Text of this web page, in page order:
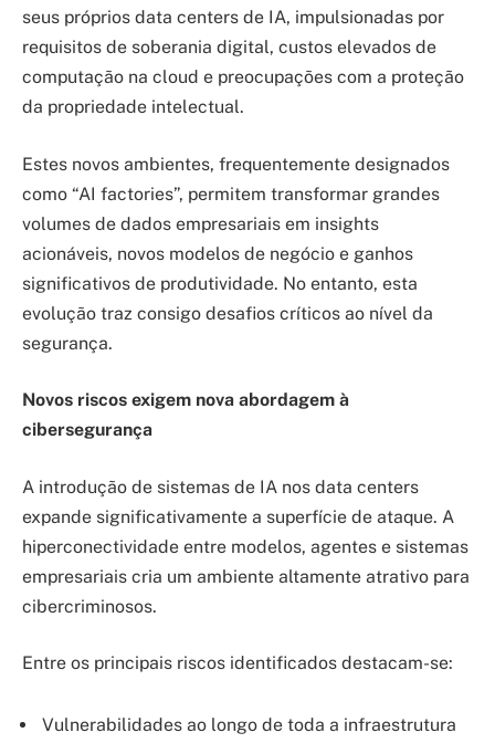
seus próprios data centers de IA, impulsionadas por
requisitos de soberania digital, custos elevados de
computação na cloud e preocupações com a proteção
da propriedade intelectual.
Estes novos ambientes, frequentemente designados
como “AI factories”, permitem transformar grandes
volumes de dados empresariais em insights
acionáveis, novos modelos de negócio e ganhos
significativos de produtividade. No entanto, esta
evolução traz consigo desafios críticos ao nível da
segurança.
Novos riscos exigem nova abordagem à
cibersegurança
A introdução de sistemas de IA nos data centers
expande significativamente a superfície de ataque. A
hiperconectividade entre modelos, agentes e sistemas
empresariais cria um ambiente altamente atrativo para
cibercriminosos.
Entre os principais riscos identificados destacam-se:
Vulnerabilidades ao longo de toda a infraestrutura